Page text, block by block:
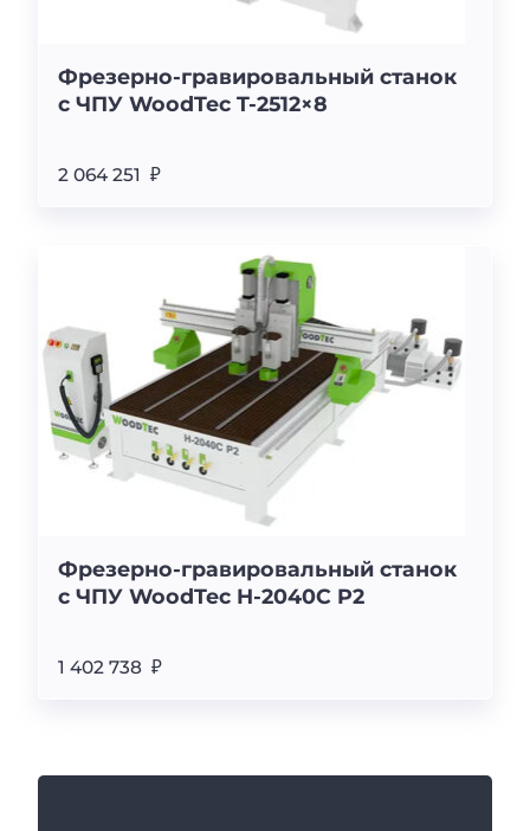
Фрезерно-гравировальный станок
с ЧПУ WoodTec T-2512×8
2 064 251 ₽
Фрезерно-гравировальный станок
с ЧПУ WoodTec H-2040C P2
1 402 738 ₽